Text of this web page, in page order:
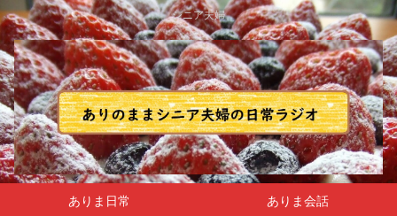
シニア夫婦
ありま日常 ありま会話